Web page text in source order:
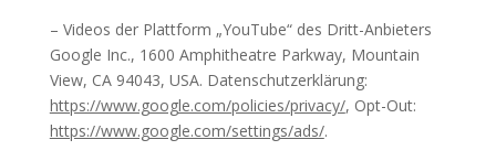
– Videos der Plattform „YouTube“ des Dritt-Anbieters
Google Inc., 1600 Amphitheatre Parkway, Mountain
View, CA 94043, USA. Datenschutzerklärung:
https://www.google.com/policies/privacy/, Opt-Out:
https://www.google.com/settings/ads/.